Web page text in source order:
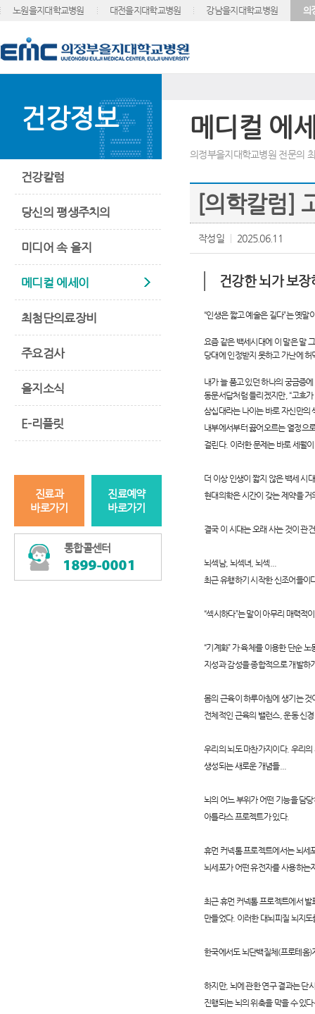
노원을지대학교병원 대전을지대학교병원 강남을지대학교병원 의
건강정보
건강칼럼
당신의 평생주치의
미디어 속 을지
메디컬 에세이
최첨단의료장비
주요검사
을지소식
E-리플릿
진료과
바로가기
진료예약
바로가기
통합콜센터
메디컬 에
의정부을지대학교병원 전문의
[의학칼럼]
작성일 2025.06.11
건강한 뇌가 보
“인생은 짧고 예술은 길다”는 옛말
요즘 같은 백세시대에 이 말은 말
당대에 인정받지 못하고 가난에
내가 늘 품고 있던 하나의 궁금증
동문서답처럼 들리겠지만, “고흐
삼십대라는 나이는 바로 자신만의
내부에서부터 끓어오르는 열정으
걸린다. 이러한 문제는 바로 세월
더 이상 인생이 짧지 않은 백세 시
현대의학은 시간이 갖는 제약을
결국 이 시대는 오래 사는 것이 관
뇌섹남, 뇌섹녀, 뇌섹...
최근 유행하기 시작한 신조어들이
“섹시하다”는 말이 아무리 매력적
“기계화” 가 육체를 이용한 단순
지성과 감성을 종합적으로 개발
몸의 근육이 하루아침에 생기는
전체적인 근육의 밸런스, 운동 신
우리의 뇌도 마찬가지이다. 우리
생성되는 새로운 개념들...
뇌의 어느 부위가 어떤 기능을 담
아틀라스 프로젝트가 있다.
휴먼 커넥톰 프로젝트에서는 뇌세
뇌세포가 어떤 유전자를 사용하는
최근 휴먼 커넥톰 프로젝트에서
만들었다. 이러한 대뇌피질 뇌지
한국에서도 뇌단백질체(프로테옴
하지만, 뇌에 관한 연구 결과는 단
진행되는 뇌의 위축을 막을 수 있